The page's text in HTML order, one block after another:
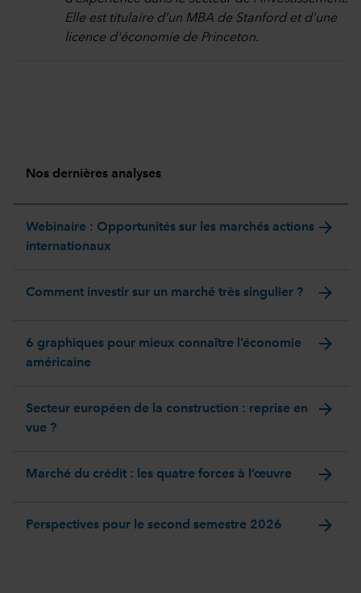
Elle est titulaire d’un MBA de Stanford et d’une
licence d'économie de Princeton.
Nos dernières analyses
Webinaire : Opportunités sur les marchés actions
internationaux
arrow_forward
Comment investir sur un marché très singulier ? arrow_forward
6 graphiques pour mieux connaître l’économie
américaine
arrow_forward
Secteur européen de la construction : reprise en
vue ?
arrow_forward
Marché du crédit : les quatre forces à l’œuvre arrow_forward
Perspectives pour le second semestre 2026 arrow_forward